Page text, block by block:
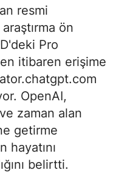
resmi
araştırma ön
Pro
itibaren erişime
OpenAI,
zaman alan
getirme
hayatını
belirtti.